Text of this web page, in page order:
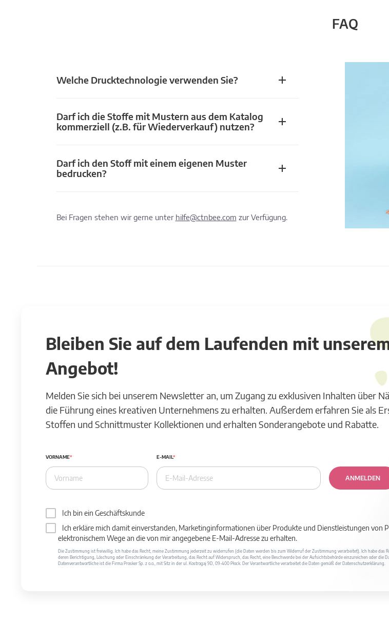
FAQ
Welche Drucktechnologie verwenden Sie?
Darf ich die Stoffe mit Mustern aus dem Katalog
kommerziell (z.B. für Wiederverkauf) nutzen?
Darf ich den Stoff mit einem eigenen Muster
bedrucken?
Bei Fragen stehen wir gerne unter hilfe@ctnbee.com zur Verfügung.
Bleiben Sie auf dem Laufenden mit
Angebot!
Melden Sie sich bei unserem Newsletter an, um Zugang zu exklusiven Inhalten über
die Führung eines kreativen Unternehmens zu erhalten. Außerdem erfahren Sie als
Stoffen und Schnittmuster Kollektionen und erhalten Sonderangebote und Rabatte.
VORNAME E-MAIL
ANMELDEN
Ich bin ein Geschäftskunde
Ich erkläre mich damit einverstanden, Marketinginformationen über Produkte und Dienstleistungen von
elektronischem Wege an die von mir angegebene E-Mail-Adresse zu erhalten.
Die Zustimmung ist freiwillig. Ich habe das Recht, meine Zustimmung jederzeit zu widerrufen (die Daten werden bis zum Widerruf der Zustimmung verarbeitet). Ich habe das
deren Berichtigung, Löschung oder Einschränkung der Verarbeitung, das Recht auf Widerspruch, das Recht, eine Beschwerde bei der Aufsichtsbehörde einzureichen oder die
Datenverantwortliche ist die Firma Prosker Sp. z o.o., mit Sitz in der ul. Kostrogaj 9D, 09-400 Płock. Der Verantwortliche verarbeitet die Daten gemäß der Datenschutzerklärung.